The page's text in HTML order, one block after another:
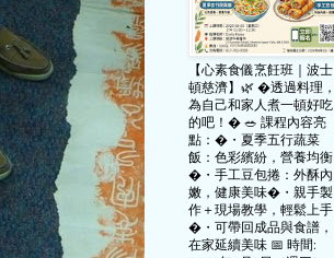
【心素食儀烹飪班｜波士
頓慈濟】🌿 �透過料理，
為自己和家人煮一頓好吃
的吧！� 🥗 課程內容亮
點：�・夏季五行蔬菜
飯：色彩繽紛，營養均衡
�・手工豆包捲：外酥內
嫩，健康美味�・親手製
作＋現場教學，輕鬆上手
�・可帶回成品與食譜，
在家延續美味 📅 時間: